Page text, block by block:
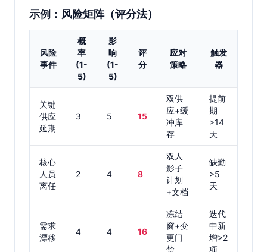
示例：风险矩阵（评分法）
风险
事件
概
率
(1-
5)
影
响
(1-
5)
评
分
应对
策略
触发
器
关键
供应
延期
3 5 15
双供
应+缓
冲库
存
提前
期
>14
天
核心
人员
离任
2 4 8
双人
影子
计划
+文档
缺勤
>5
天
需求
漂移
4 4 16
冻结
窗+变
更门
禁
迭代
中新
增>2
项